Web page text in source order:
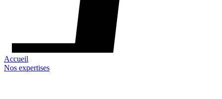
Accueil
Nos expertises